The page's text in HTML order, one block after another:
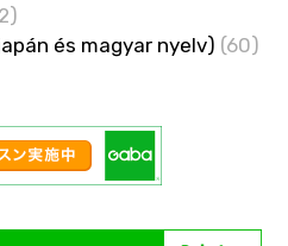
és magyar nyelv) (60)